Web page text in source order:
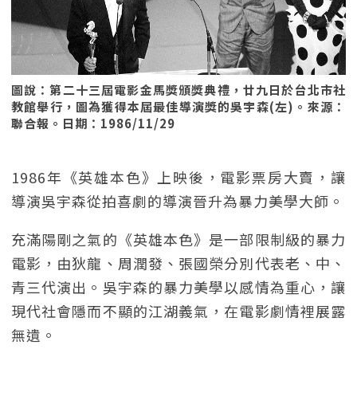
圖說：第二十三屆電影金馬獎頒獎典禮，廿九日於台北市社
教館舉行，圖為獲得本屆最佳導演獎的吳宇森(左)。來源：
聯合報。日期：1986/11/29
1986年《英雄本色》上映後，電影票房大賣，讓
導演吳宇森從拍喜劇的導演晉升為暴力美學大師。
充滿陽剛之氣的《英雄本色》是一部限制級的暴力
電影，由狄龍、周潤發、張國榮分別代表老、中、
青三代演出。吳宇森的暴力美學以感情為重心，讓
現代社會隱而不顯的江湖義氣，在電影劇情裡展露
無遺。